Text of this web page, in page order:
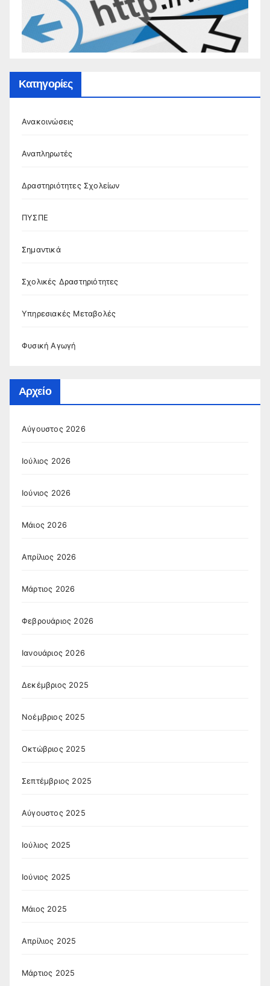
Κατηγορίες
Ανακοινώσεις
Αναπληρωτές
Δραστηριότητες Σχολείων
ΠΥΣΠΕ
Σημαντικά
Σχολικές Δραστηριότητες
Υπηρεσιακές Μεταβολές
Φυσική Αγωγή
Αρχείο
Αύγουστος 2026
Ιούλιος 2026
Ιούνιος 2026
Μάιος 2026
Απρίλιος 2026
Μάρτιος 2026
Φεβρουάριος 2026
Ιανουάριος 2026
Δεκέμβριος 2025
Νοέμβριος 2025
Οκτώβριος 2025
Σεπτέμβριος 2025
Αύγουστος 2025
Ιούλιος 2025
Ιούνιος 2025
Μάιος 2025
Απρίλιος 2025
Μάρτιος 2025